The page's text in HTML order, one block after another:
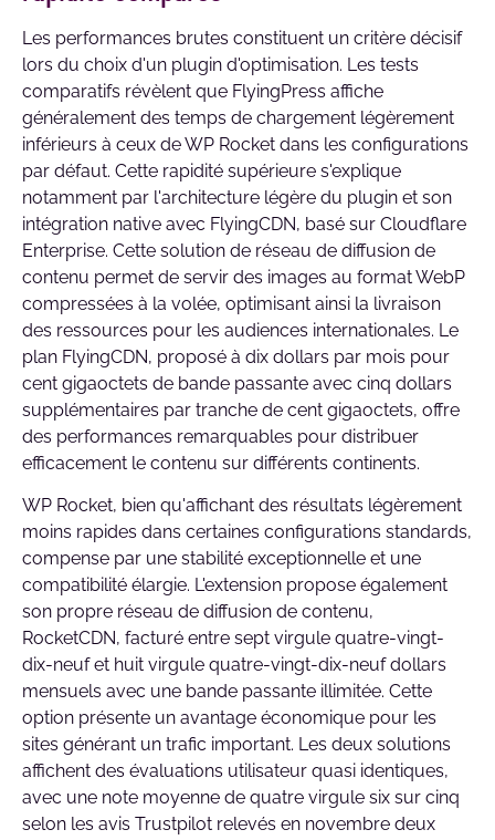
Les performances brutes constituent un critère décisif
lors du choix d'un plugin d'optimisation. Les tests
comparatifs révèlent que FlyingPress affiche
généralement des temps de chargement légèrement
inférieurs à ceux de WP Rocket dans les configurations
par défaut. Cette rapidité supérieure s'explique
notamment par l'architecture légère du plugin et son
intégration native avec FlyingCDN, basé sur Cloudflare
Enterprise. Cette solution de réseau de diffusion de
contenu permet de servir des images au format WebP
compressées à la volée, optimisant ainsi la livraison
des ressources pour les audiences internationales. Le
plan FlyingCDN, proposé à dix dollars par mois pour
cent gigaoctets de bande passante avec cinq dollars
supplémentaires par tranche de cent gigaoctets, offre
des performances remarquables pour distribuer
efficacement le contenu sur différents continents.
WP Rocket, bien qu'affichant des résultats légèrement
moins rapides dans certaines configurations standards,
compense par une stabilité exceptionnelle et une
compatibilité élargie. L'extension propose également
son propre réseau de diffusion de contenu,
RocketCDN, facturé entre sept virgule quatre-vingt-
dix-neuf et huit virgule quatre-vingt-dix-neuf dollars
mensuels avec une bande passante illimitée. Cette
option présente un avantage économique pour les
sites générant un trafic important. Les deux solutions
affichent des évaluations utilisateur quasi identiques,
avec une note moyenne de quatre virgule six sur cinq
selon les avis Trustpilot relevés en novembre deux